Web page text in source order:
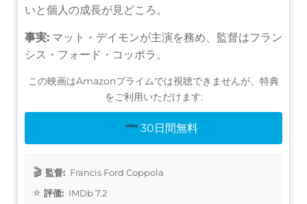
いと個人の成長が見どころ。
事実: マット・デイモンが主演を務め、監督はフラン
シス・フォード・コッポラ。
この映画はAmazonプライムでは視聴できませんが、特典
をご利用いただけます:
30日間無料
監督: Francis Ford Coppola
評価: IMDb 7.2